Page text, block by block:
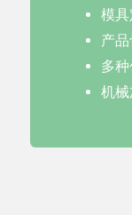
模
产
多
机